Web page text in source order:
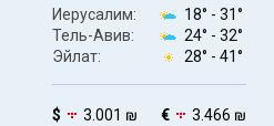
Иерусалим: 18° - 31°
Тель-Авив:
24° - 32°
Эйлат:
28° - 41°
$ 3.001 ₪ € 3.466 ₪